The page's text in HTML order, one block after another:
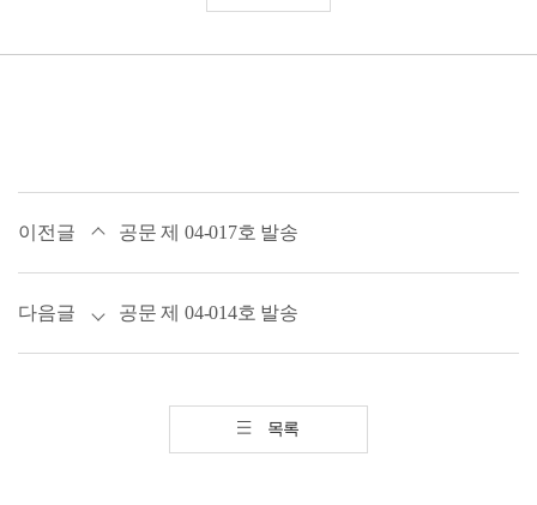
이전글 공문 제 04-017호 발송
다음글 공문 제 04-014호 발송
목록